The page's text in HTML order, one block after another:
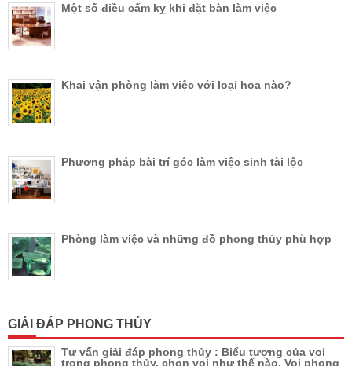
Một số điều cấm kỵ khi đặt bàn làm việc
Khai vận phòng làm việc với loại hoa nào?
Phương pháp bài trí góc làm việc sinh tài lộc
Phòng làm việc và những đồ phong thủy phù hợp
GIẢI ĐÁP PHONG THỦY
Tư vấn giải đáp phong thủy : Biểu tượng của voi
trong phong thủy, chọn voi như thế nào, Voi phong